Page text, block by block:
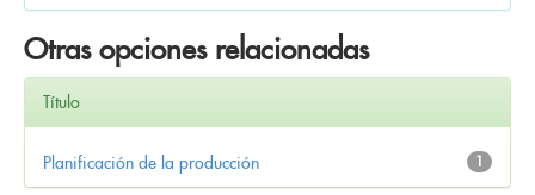
Otras opciones relacionadas
Título
1
Planificación de la producción